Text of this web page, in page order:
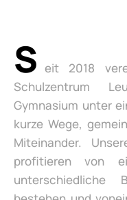
S eit 2018
Schulzentrum
Gymnasium unter
kurze Wege,
Miteinander.
profitieren von
unterschiedliche